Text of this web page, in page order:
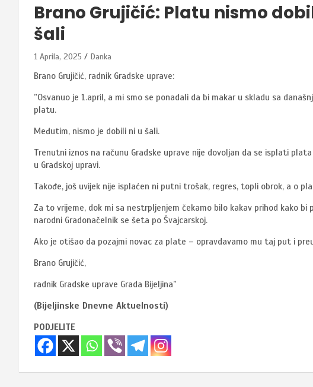
Brano Grujičić: Platu nismo
šali
1 Aprila, 2025 Danka
Brano Grujičić, radnik Gradske uprave:
”Osvanuo je 1.april, a mi smo se ponadali da bi makar u skladu sa
platu.
Međutim, nismo je dobili ni u šali.
Trenutni iznos na računu Gradske uprave nije dovoljan da se isplati
u Gradskoj upravi.
Takođe, još uvijek nije isplaćen ni putni trošak, regres, topli obrok, a o
Za to vrijeme, dok mi sa nestrpljenjem čekamo bilo kakav prihod kako
narodni Gradonačelnik se šeta po Švajcarskoj.
Ako je otišao da pozajmi novac za plate – opravdavamo mu taj put i
Brano Grujičić,
radnik Gradske uprave Grada Bijeljina”
(Bijeljinske Dnevne Aktuelnosti)
PODJELITE